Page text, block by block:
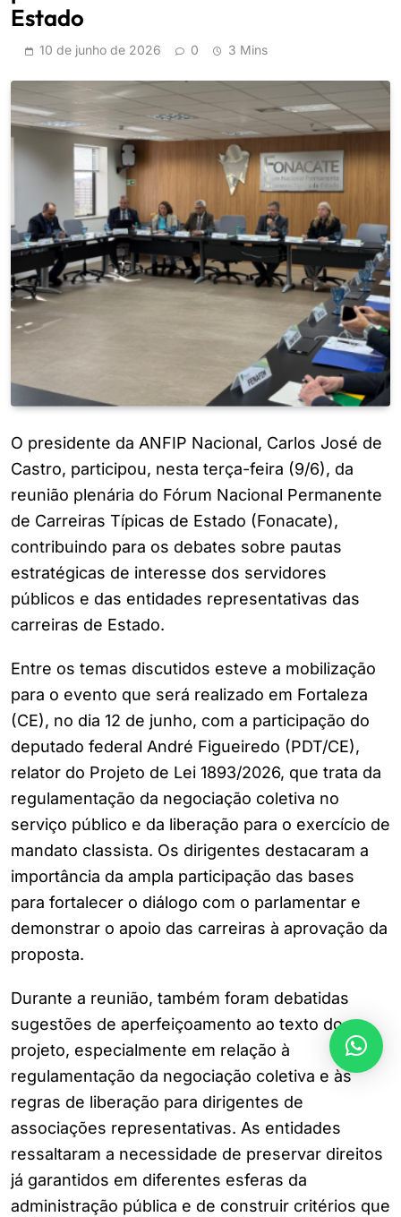
Estado
10 de junho de 2026 0 3 Mins
O presidente da ANFIP Nacional, Carlos José de
Castro, participou, nesta terça-feira (9/6), da
reunião plenária do Fórum Nacional Permanente
de Carreiras Típicas de Estado (Fonacate),
contribuindo para os debates sobre pautas
estratégicas de interesse dos servidores
públicos e das entidades representativas das
carreiras de Estado.
Entre os temas discutidos esteve a mobilização
para o evento que será realizado em Fortaleza
(CE), no dia 12 de junho, com a participação do
deputado federal André Figueiredo (PDT/CE),
relator do Projeto de Lei 1893/2026, que trata da
regulamentação da negociação coletiva no
serviço público e da liberação para o exercício de
mandato classista. Os dirigentes destacaram a
importância da ampla participação das bases
para fortalecer o diálogo com o parlamentar e
demonstrar o apoio das carreiras à aprovação da
proposta.
Durante a reunião, também foram debatidas
sugestões de aperfeiçoamento ao texto do
projeto, especialmente em relação à
regulamentação da negociação coletiva e às
regras de liberação para dirigentes de
associações representativas. As entidades
ressaltaram a necessidade de preservar direitos
já garantidos em diferentes esferas da
administração pública e de construir critérios que